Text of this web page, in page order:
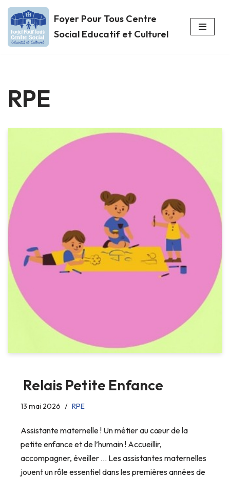
Aller
au
Foyer Pour Tous Centre
Social Educatif et Culturel
RPE
Relais Petite Enfance
13 mai 2026 RPE
Assistante maternelle ! Un métier au cœur de la
petite enfance et de l’humain ! Accueillir,
accompagner, éveiller … Les assistantes maternelles
jouent un rôle essentiel dans les premières années de